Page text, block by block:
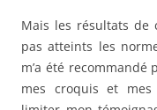
Mais les résultats de
pas atteints les
m’a été
mes croquis et